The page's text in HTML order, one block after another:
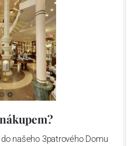
našeho 3patrového Domu